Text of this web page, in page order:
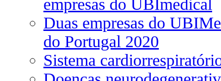
empresas do UBImedical
Duas empresas do
do Portugal 2020
Sistema